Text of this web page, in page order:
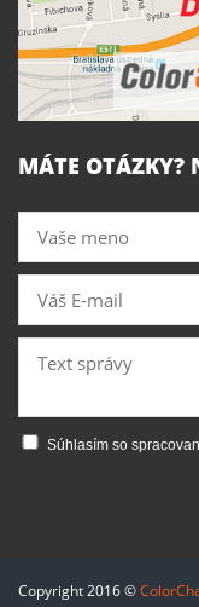
MÁTE OTÁZKY?
Súhlasím so
Copyright 2016 ©